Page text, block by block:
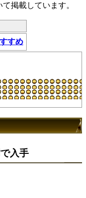
掲載しています。
すめ
入手